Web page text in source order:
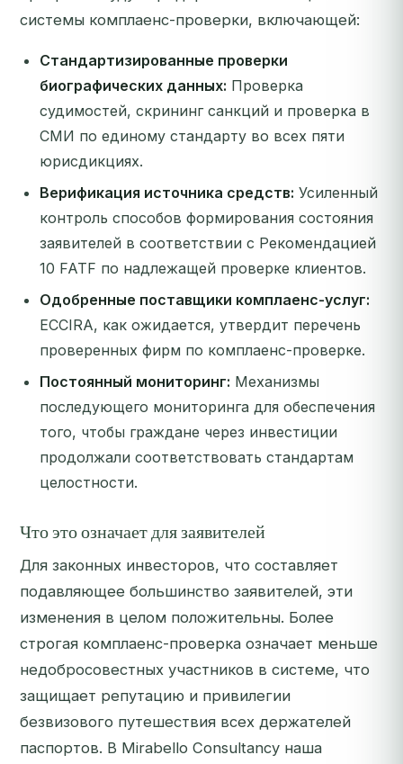
системы комплаенс-проверки, включающей:
Стандартизированные проверки
биографических данных: Проверка
судимостей, скрининг санкций и проверка в
СМИ по единому стандарту во всех пяти
юрисдикциях.
Верификация источника средств: Усиленный
контроль способов формирования состояния
заявителей в соответствии с Рекомендацией
10 FATF по надлежащей проверке клиентов.
Одобренные поставщики комплаенс-услуг:
ECCIRA, как ожидается, утвердит перечень
проверенных фирм по комплаенс-проверке.
Постоянный мониторинг: Механизмы
последующего мониторинга для обеспечения
того, чтобы граждане через инвестиции
продолжали соответствовать стандартам
целостности.
Что это означает для заявителей
Для законных инвесторов, что составляет
подавляющее большинство заявителей, эти
изменения в целом положительны. Более
строгая комплаенс-проверка означает меньше
недобросовестных участников в системе, что
защищает репутацию и привилегии
безвизового путешествия всех держателей
паспортов. В Mirabello Consultancy наша